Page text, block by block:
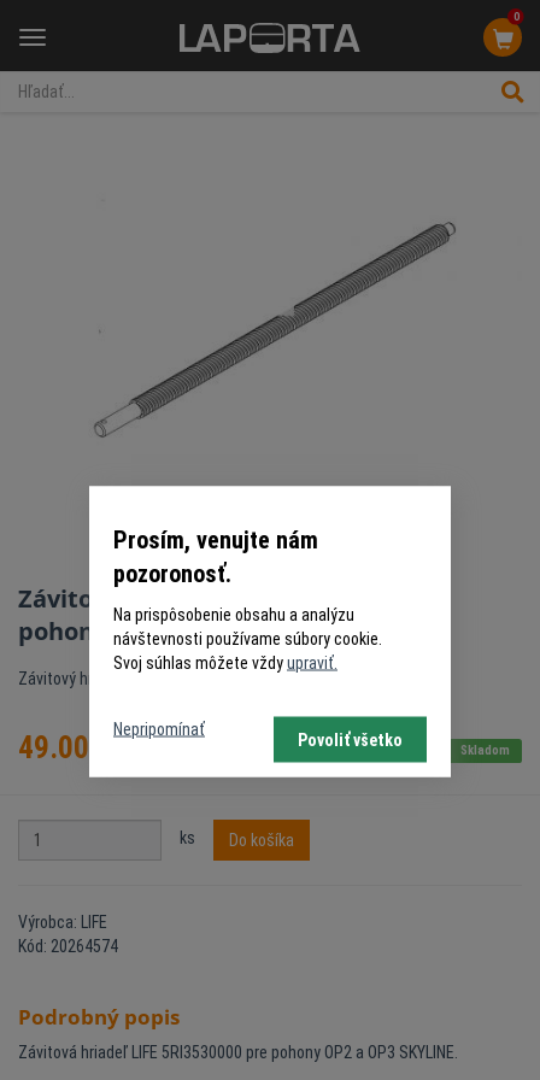
Menu
0
Závitová hriadeľ LIFE 5RI3530000 pre
pohony OP2 a OP3 SKYLINE
Závitový hriadeľ LIFE
49.00 Skladom
ks Do košíka
Výrobca: LIFE
Kód: 20264574
Podrobný popis
Závitová hriadeľ LIFE 5RI3530000 pre pohony OP2 a OP3 SKYLINE.
Prosím, venujte nám
pozoronosť.
Na prispôsobenie obsahu a analýzu
návštevnosti používame súbory cookie.
Svoj súhlas môžete vždyupraviť.
Nepripomínať
Povoliť všetko